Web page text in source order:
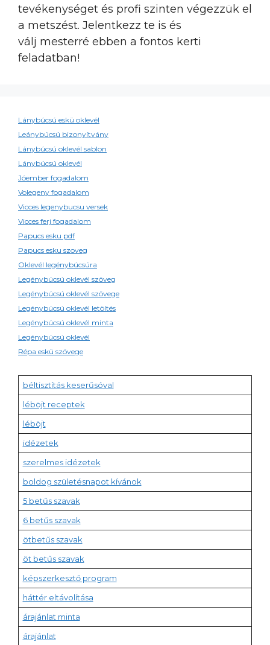
tevékenységet és profi szinten végezzük el
a metszést. Jelentkezz te is és
válj mesterré ebben a fontos kerti
feladatban!
Lánybúcsú eskü oklevél
Leánybúcsú bizonyítvány
Lánybúcsú oklevél sablon
Lánybúcsú oklevél
Jóember fogadalom
Volegeny fogadalom
Vicces legenybucsu versek
Vicces ferj fogadalom
Papucs esku pdf
Papucs esku szoveg
Oklevél legénybúcsúra
Legénybúcsú oklevél szöveg
Legénybúcsú oklevél szövege
Legénybúcsú oklevél letöltés
Legénybúcsú oklevél minta
Legénybúcsú oklevél
Répa eskü szövege
béltisztítás keserűsóval
léböjt receptek
léböjt
idézetek
szerelmes idézetek
boldog születésnapot kívánok
5 betűs szavak
6 betűs szavak
ötbetűs szavak
öt betűs szavak
képszerkesztő program
háttér eltávolítása
árajánlat minta
árajánlat